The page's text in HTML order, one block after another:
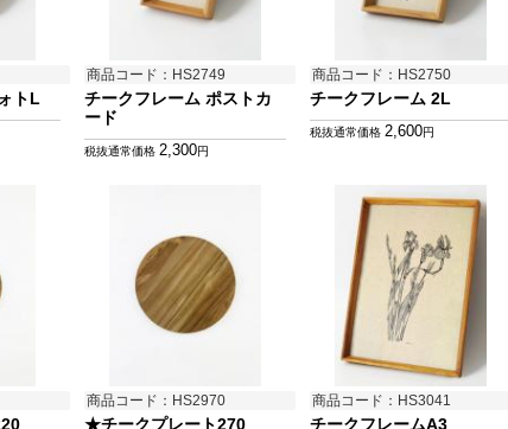
トL
商品コード：HS2749
チークフレーム ポストカ
ード
税抜通常価格 2,300円
商品コード：HS2750
チークフレーム 2L
税抜通常価格 2,600円
商品コード：HS2970
★チークプレート270
商品コード：HS3041
チークフレームA3